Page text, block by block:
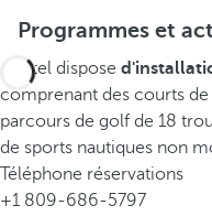
Programmes et
L'hôtel dispose
comprenant des courts
parcours de golf de 18
de sports nautiques non
Téléphone réservations
+1 809-686-5797